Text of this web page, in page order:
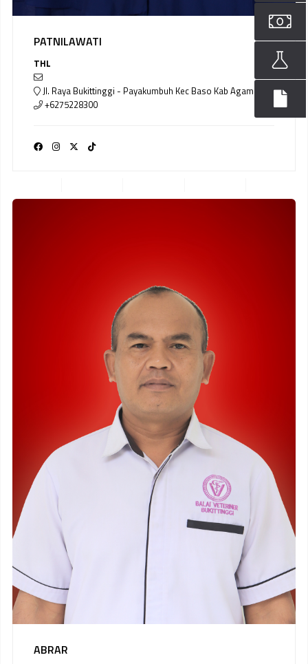
PATNILAWATI
THL
Jl. Raya Bukittinggi - Payakumbuh Kec Baso Kab Agam
+6275228300
ABRAR